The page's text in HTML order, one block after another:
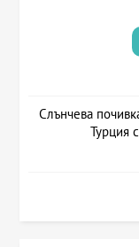
Слънчева
Турция